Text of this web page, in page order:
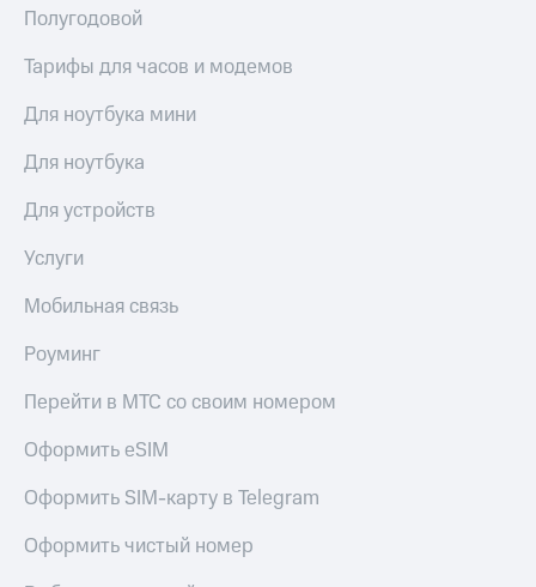
с
на карту
МТС Pay
Оплата
по QR-
коду
за границей
магазин
часы
трекеры
Умный
Полугодовой
Тарифы для часов и модемов
Для ноутбука мини
Для ноутбука
Для устройств
Услуги
Мобильная связь
Роуминг
Перейти в МТС со своим номером
Оформить eSIM
Оформить SIM-карту в Telegram
Оформить чистый номер